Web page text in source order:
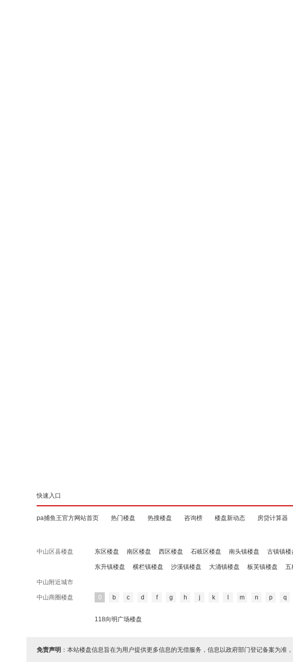
快速入口
pa捕鱼王官方网站首页 热门楼盘 热搜楼盘 咨询榜 楼盘新动态 房贷计算器
中山区县楼盘 东区楼盘 南区楼盘 西区楼盘 石岐区楼盘 南头镇楼盘 古镇镇楼
东升镇楼盘 横栏镇楼盘 沙溪镇楼盘 大涌镇楼盘 板芙镇楼盘 五
中山附近城市
中山商圈楼盘 0 b c d f g h j k m n p q
118向明广场楼盘
免责声明 ：本站楼盘信息旨在为用户提供更多信息的无偿服务，信息以政府部门登记备案为准，